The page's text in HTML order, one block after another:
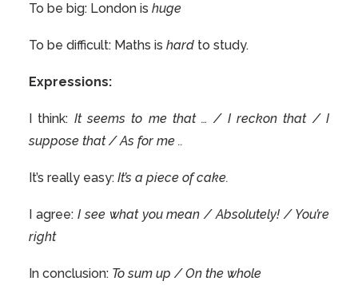
To be big: London is huge
To be difficult: Maths is hard to study.
Expressions:
I think: It seems to me that … / I reckon that / I
suppose that / As for me ..
It’s really easy: It’s a piece of cake.
I agree: I see what you mean / Absolutely! / You’re
right
In conclusion: To sum up / On the whole